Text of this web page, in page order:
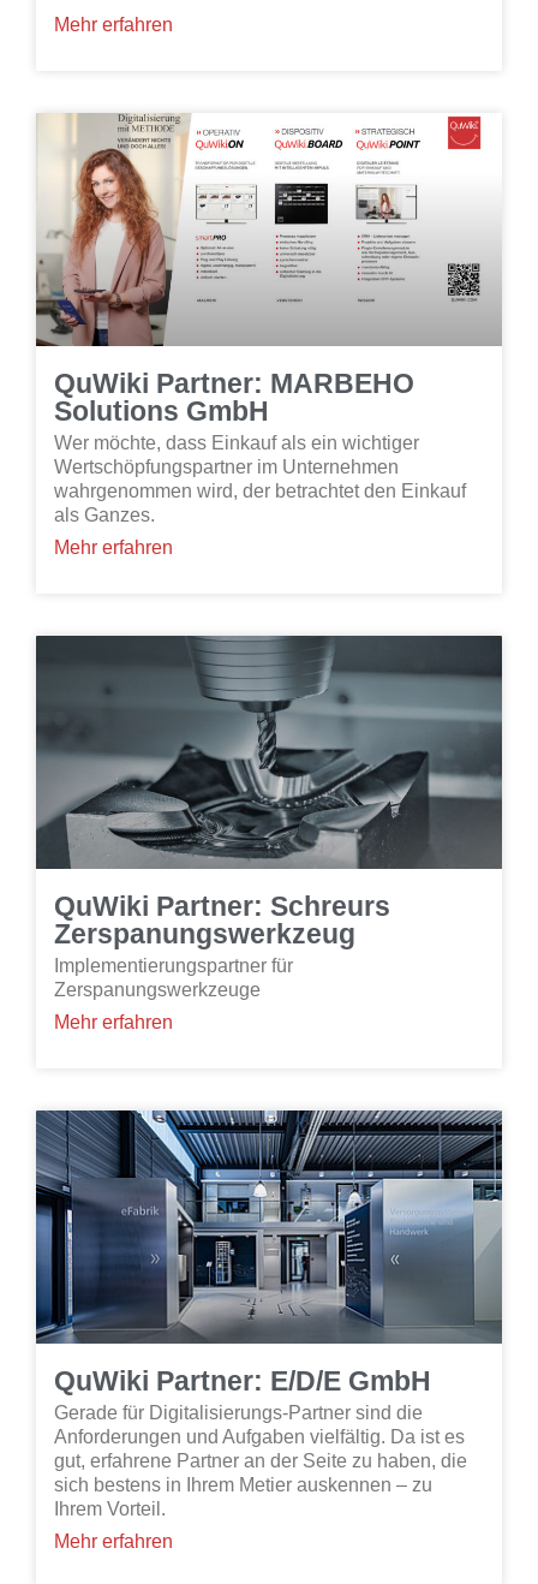
Mehr erfahren
QuWiki Partner: MARBEHO
Solutions GmbH
Wer möchte, dass Einkauf als ein wichtiger
Wertschöpfungspartner im Unternehmen
wahrgenommen wird, der betrachtet den Einkauf
als Ganzes.
Mehr erfahren
QuWiki Partner: Schreurs
Zerspanungswerkzeug
Implementierungspartner für
Zerspanungswerkzeuge
Mehr erfahren
QuWiki Partner: E/D/E GmbH
Gerade für Digitalisierungs-Partner sind die
Anforderungen und Aufgaben vielfältig. Da ist es
gut, erfahrene Partner an der Seite zu haben, die
sich bestens in Ihrem Metier auskennen – zu
Ihrem Vorteil.
Mehr erfahren